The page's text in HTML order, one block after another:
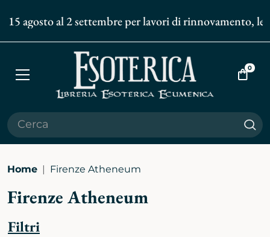
15 agosto al 2 settembre per lavori di rinnovamento,
Apri
Vai
0
Home Firenze Atheneum
Firenze Atheneum
Filtri